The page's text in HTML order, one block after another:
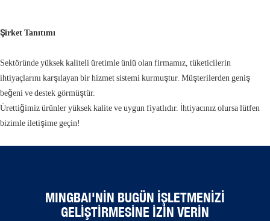
Şirket Tanıtımı
Sektöründe yüksek kaliteli üretimle ünlü olan firmamız, tüketicilerin
ihtiyaçlarını karşılayan bir hizmet sistemi kurmuştur. Müşterilerden geniş
beğeni ve destek görmüştür.
Ürettiğimiz ürünler yüksek kalite ve uygun fiyatlıdır. İhtiyacınız olursa lütfen
bizimle iletişime geçin!
MINGBAI'NIN BUGÜN İŞLETMENIZI
GELIŞTIRMESINE İZIN VERIN